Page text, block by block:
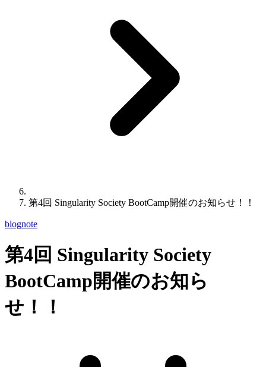
第4回 Singularity Society BootCamp開催のお知らせ！！
blognote
第4回 Singularity Society
BootCamp開催のお知ら
せ！！